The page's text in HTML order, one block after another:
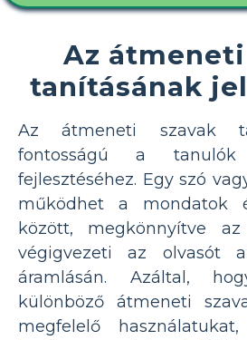
Az
tanításának
Az átmeneti szavak
fontosságú a tanulók
fejlesztéséhez. Egy szó
működhet a mondatok
között, megkönnyítve
végigvezeti az olvasót
áramlásán. Azáltal,
különböző átmeneti
megfelelő